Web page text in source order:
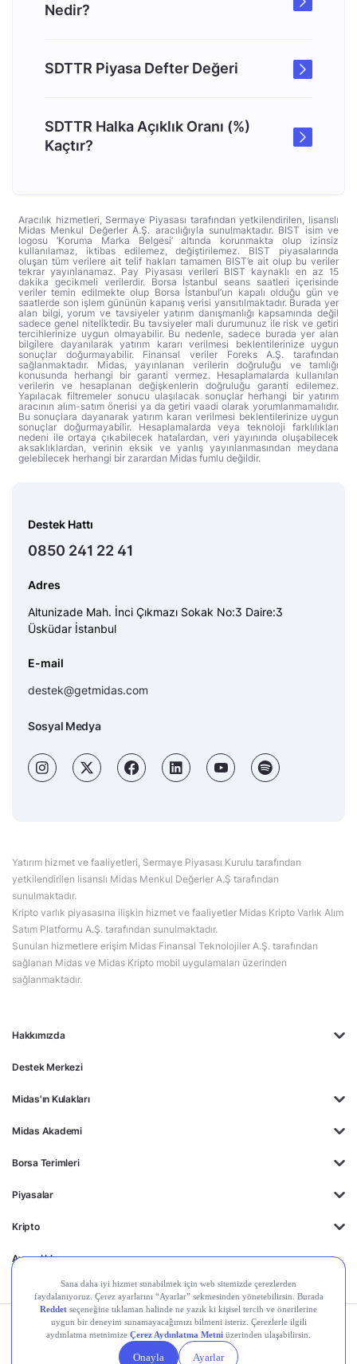
Nedir?
SDTTR Piyasa Defter Değeri
SDTTR Halka Açıklık Oranı (%)
Kaçtır?
Aracılık hizmetleri, Sermaye Piyasası tarafından yetkilendirilen, lisanslı
Midas Menkul Değerler A.Ş. aracılığıyla sunulmaktadır. BIST isim ve
logosu ‘Koruma Marka Belgesi’ altında korunmakta olup izinsiz
kullanılamaz, iktibas edilemez, değiştirilemez. BIST piyasalarında
oluşan tüm verilere ait telif hakları tamamen BIST’e ait olup bu veriler
tekrar yayınlanamaz. Pay Piyasası verileri BIST kaynaklı en az 15
dakika gecikmeli verilerdir. Borsa İstanbul seans saatleri içerisinde
veriler temin edilmekte olup Borsa İstanbul’un kapalı olduğu gün ve
saatlerde son işlem gününün kapanış verisi yansıtılmaktadır. Burada yer
alan bilgi, yorum ve tavsiyeler yatırım danışmanlığı kapsamında değil
sadece genel niteliktedir. Bu tavsiyeler mali durumunuz ile risk ve getiri
tercihlerinize uygun olmayabilir. Bu nedenle, sadece burada yer alan
bilgilere dayanılarak yatırım kararı verilmesi beklentilerinize uygun
sonuçlar doğurmayabilir. Finansal veriler Foreks A.Ş. tarafından
sağlanmaktadır. Midas, yayınlanan verilerin doğruluğu ve tamlığı
konusunda herhangi bir garanti vermez. Hesaplamalarda kullanılan
verilerin ve hesaplanan değişkenlerin doğruluğu garanti edilemez.
Yapılacak filtremeler sonucu ulaşılacak sonuçlar herhangi bir yatırım
aracının alım-satım önerisi ya da getiri vaadi olarak yorumlanmamalıdır.
Bu sonuçlara dayanarak yatırım kararı verilmesi beklentilerinize uygun
sonuçlar doğurmayabilir. Hesaplamalarda veya teknoloji farklılıkları
nedeni ile ortaya çıkabilecek hatalardan, veri yayınında oluşabilecek
aksaklıklardan, verinin eksik ve yanlış yayınlanmasından meydana
gelebilecek herhangi bir zarardan Midas fumlu değildir.
Hakkımızda
Destek Merkezi
Midas'ın Kulakları
Midas Akademi
Borsa Terimleri
Piyasalar
Kripto
Ayrıcalıklar
Destek Hattı
0850 241 22 41
Adres
Altunizade Mah. İnci Çıkmazı Sokak No:3 Daire:3
Üsküdar İstanbul
E-mail
destek@getmidas.com
Sosyal Medya
Yatırım hizmet ve faaliyetleri, Sermaye Piyasası Kurulu tarafından
yetkilendirilen lisanslı Midas Menkul Değerler A.Ş tarafından
sunulmaktadır.
Kripto varlık piyasasına ilişkin hizmet ve faaliyetler Midas Kripto Varlık Alım
Satım Platformu A.Ş. tarafından sunulmaktadır.
Sunulan hizmetlere erişim Midas Finansal Teknolojiler A.Ş. tarafından
sağlanan Midas ve Midas Kripto mobil uygulamaları üzerinden
sağlanmaktadır.
Kişisel Verilerin
Gizlilik
Politikası
Yasal
Duyurular
Çerez